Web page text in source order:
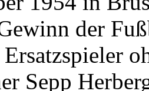
der
Sepp